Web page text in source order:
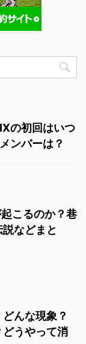
の初回はいつ
ンバーは？
こるのか？巷
などまと
んな現象？
うやって消